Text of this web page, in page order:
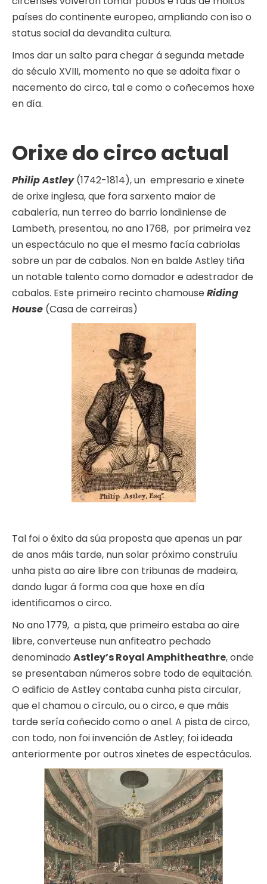
países do continente europeo, ampliando con iso o
status social da devandita cultura.
Imos dar un salto para chegar á segunda metade
do século XVIII, momento no que se adoita fixar o
nacemento do circo, tal e como o coñecemos hoxe
en día.
Orixe do circo actual
Philip Astley(1742-1814), un empresario e xinete
de orixe inglesa, que fora sarxento maior de
cabalería, nun terreo do barrio londiniense de
Lambeth, presentou, no ano 1768, por primeira vez
un espectáculo no que el mesmo facía cabriolas
sobre un par de cabalos. Non en balde Astley tiña
un notable talento como domador e adestrador de
cabalos. Este primeiro recinto chamouseRiding
House (Casa de carreiras)
Tal foi o éxito da súa proposta que apenas un par
de anos máis tarde, nun solar próximo construíu
unha pista ao aire libre con tribunas de madeira,
dando lugar á forma coa que hoxe en día
identificamos o circo.
No ano 1779, a pista, que primeiro estaba ao aire
libre, converteuse nun anfiteatro pechado
denominado Astley’s Royal Amphitheathre, onde
se presentaban números sobre todo de equitación.
O edificio de Astley contaba cunha pista circular,
que el chamou o círculo, ou o circo, e que máis
tarde sería coñecido como o anel. A pista de circo,
con todo, non foi invención de Astley; foi ideada
anteriormente por outros xinetes de espectáculos.